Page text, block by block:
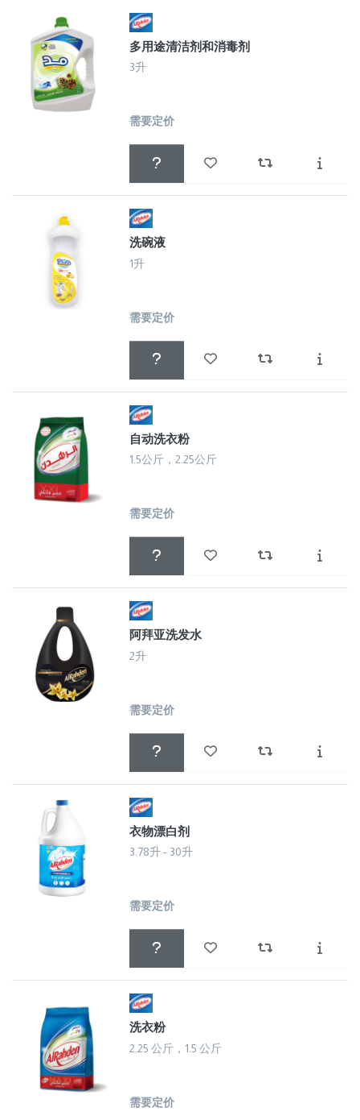
多用途清洁剂和消毒剂
3升
需要定价
洗碗液
1升
需要定价
自动洗衣粉
1.5公斤，2.25公斤
需要定价
阿拜亚洗发水
2升
需要定价
衣物漂白剂
3.78升 - 30升
需要定价
洗衣粉
2.25 公斤，1.5 公斤
需要定价